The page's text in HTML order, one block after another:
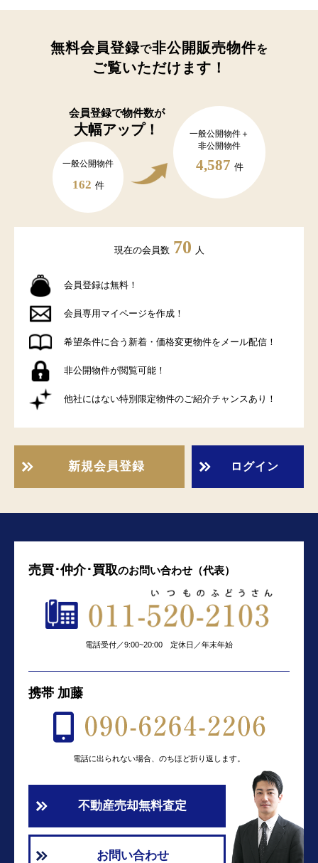
無料会員登録で非公開販売物件を
ご覧いただけます！
会員登録で物件数が
大幅アップ！
一般公開物件
162 件
一般公開物件＋
非公開物件
4,587 件
現在の会員数 70 人
会員登録は無料！
会員専用マイページを作成！
希望条件に合う新着・価格変更物件をメール配信！
非公開物件が閲覧可能！
他社にはない特別限定物件のご紹介チャンスあり！
新規会員登録 ログイン
売買･仲介･買取のお問い合わせ（代表）
電話受付／9:00~20:00 定休日／年末年始
携帯 加藤
電話に出られない場合、のちほど折り返します。
不動産売却無料査定
お問い合わせ